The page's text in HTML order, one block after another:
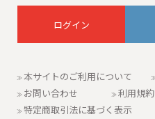
本サイトのご利用について
お問い合わせ
利用規約
特定商取引法に基づく表示